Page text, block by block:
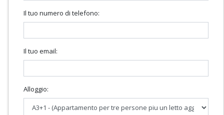
Il tuo numero di telefono:
Il tuo email:
Alloggio: